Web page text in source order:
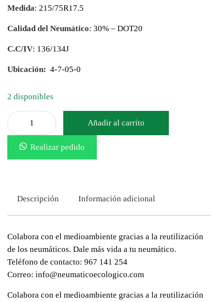
Medida: 215/75R17.5
Calidad del Neumático: 30% – DOT20
C.C/IV: 136/134J
Ubicación: 4-7-05-0
2 disponibles
Añadir al carrito
Realizar pedido
Descripción Información adicional
Colabora con el medioambiente gracias a la reutilización
de los neumáticos. Dale más vida a tu neumático.
Teléfono de contacto: 967 141 254
Correo: info@neumaticoecologico.com
Colabora con el medioambiente gracias a la reutilización